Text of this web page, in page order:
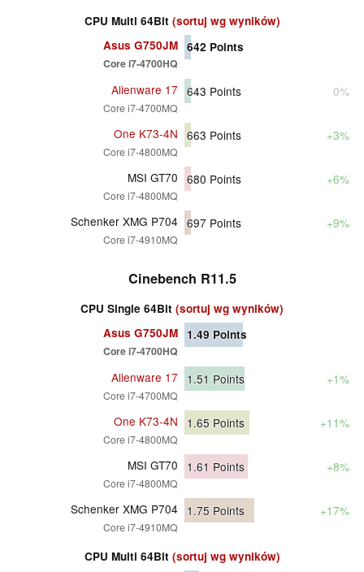
CPU Multi 64Bit (sortuj wg wyników)
Asus G750JM
Core i7-4700HQ
642 Points
Alienware 17
Core i7-4700MQ
643 Points 0%
One K73-4N
Core i7-4800MQ
663 Points +3%
MSI GT70
Core i7-4800MQ
680 Points +6%
Schenker XMG P704
Core i7-4910MQ
697 Points +9%
Cinebench R11.5
CPU Single 64Bit (sortuj wg wyników)
Asus G750JM
Core i7-4700HQ
1.49 Points
Alienware 17
Core i7-4700MQ
1.51 Points +1%
One K73-4N
Core i7-4800MQ
1.65 Points +11%
MSI GT70
Core i7-4800MQ
1.61 Points +8%
Schenker XMG P704
Core i7-4910MQ
1.75 Points +17%
CPU Multi 64Bit (sortuj wg wyników)